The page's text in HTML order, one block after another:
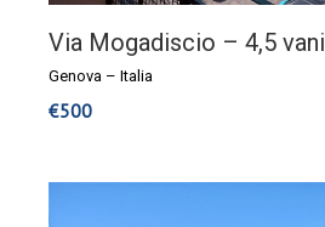
Via Mogadiscio – 4,5 vani
Genova – Italia
€500